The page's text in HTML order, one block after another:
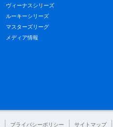
ヴィーナスシリーズ
ルーキーシリーズ
マスターズリーグ
メディア情報
プライバシーポリシー サイトマップ